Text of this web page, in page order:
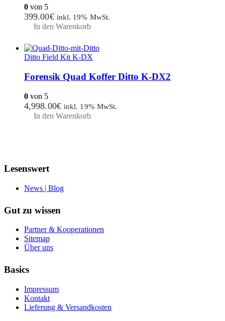
0 von 5
399.00€ inkl. 19% MwSt.
In den Warenkorb
Ditto Field Kit K-DX
Forensik Quad Koffer Ditto K-DX2
0 von 5
4,998.00€ inkl. 19% MwSt.
In den Warenkorb
Lesenswert
News | Blog
Gut zu wissen
Partner & Kooperationen
Sitemap
Über uns
Basics
Impressum
Kontakt
Lieferung & Versandkosten